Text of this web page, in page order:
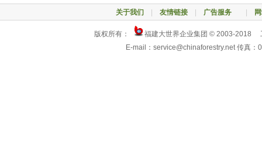
关于我们 友情链接| 广告服务
版权所有：
福建大世界企业集团 © 2003-2018
E-mail：service@chinaforestry.net 传真